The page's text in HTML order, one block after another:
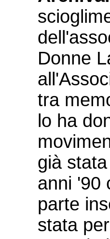
Donne
tra
lo ha
già
anni '90
parte
stata